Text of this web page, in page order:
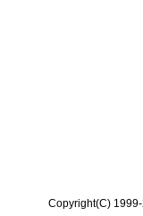
Copyright(C)